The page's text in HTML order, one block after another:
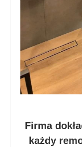
Firma
każdy